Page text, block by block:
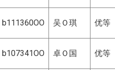
b111360OO 吴Ｏ琪 优等
b107341OO 卓Ｏ国 优等